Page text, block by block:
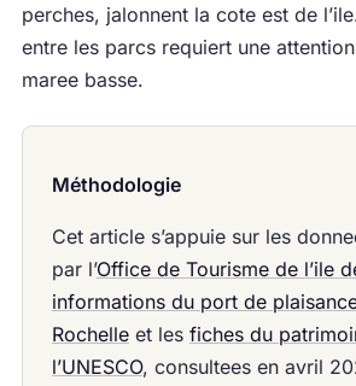
perches, jalonnent la cote est de
entre les parcs requiert une
maree basse.
Méthodologie
Cet article s’appuie sur les
par l’Office de Tourisme de l’ile
informations du port de
Rochelleet les fiches du
l’UNESCO, consultees en avril